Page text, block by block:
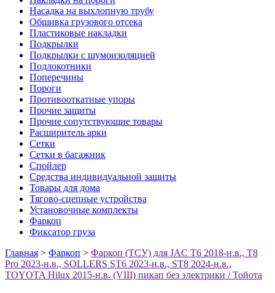
Насадка на выхлопную трубу
Обшивка грузового отсека
Пластиковые накладки
Подкрылки
Подкрылки с шумоизоляцией
Подлокотники
Поперечины
Пороги
Противооткатные упоры
Прочие защиты
Прочие сопутствующие товары
Расширитель арки
Сетки
Сетки в багажник
Спойлер
Средства индивидуальной защиты
Товары для дома
Тягово-сцепные устройства
Установочные комплекты
Фаркоп
Фиксатор груза
Главная > Фаркоп > Фаркоп (ТСУ) для JAC T6 2018-н.в., T8
Pro 2023-н.в., SOLLERS ST6 2023-н.в., ST8 2024-н.в.,
TOYOTA Hilux 2015-н.в. (VIII) пикап без электрики / Тойота